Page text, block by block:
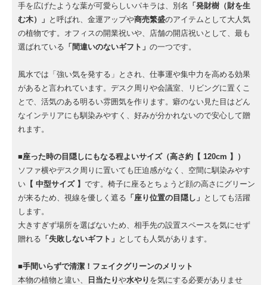
手を広げたような葉が可愛らしいパキラは、別名 「発財樹（財を生
む木）」 と呼ばれ、金運アップや商売繁盛のアイテムとして大人気
の植物です。オフィスの開業祝いや、店舗の開店祝いとして、最も
選ばれている 「間違いのないギフト」 の一つです。
風水では「強い気を発する」とされ、仕事運や集中力を高める効果
があると言われています。デスク周りや会議室、リビングに置くこ
とで、活気のある明るい雰囲気を作ります。癖のない見た目はどん
なインテリアにも馴染みやすく、好みが分かれないので安心して贈
れます。
■座った時の目隠しにもなる程よいサイズ（高さ約【 120cm 】）
ソファ横やデスク周りに置いても圧迫感がなく、空間に馴染みやす
い 【 中型サイズ 】 です。椅子に座るとちょうど顔の高さにグリーン
が来るため、視線を優しく遮る 「座り位置の目隠し」 としても活躍
します。
大きすぎず場所を選ばないため、相手先の設置スペースを気にせず
贈れる 「失敗しないギフト」 としても人気があります。
■手間いらずで清潔！フェイクグリーンのメリット
本物の植物と違い、
日当たりや水やり を気にする必要がありませ